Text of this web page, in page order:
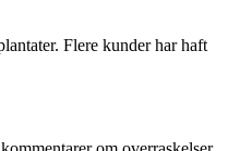
Flere kunder har haft